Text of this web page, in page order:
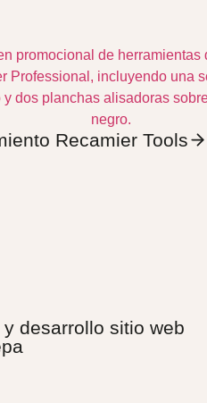
Recamier Tools
y desarrollo sitio web